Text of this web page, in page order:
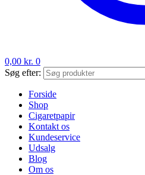
0,00 kr. 0
Søg efter:
Forside
Shop
Cigaretpapir
Kontakt os
Kundeservice
Udsalg
Blog
Om os